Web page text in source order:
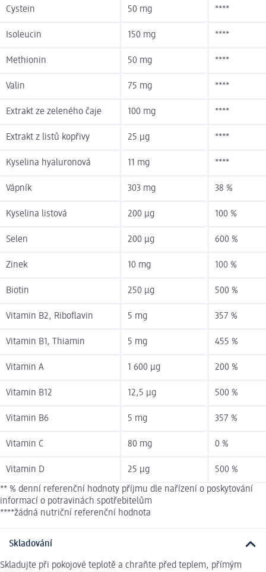
Cystein 50 mg ****
Isoleucin 150 mg ****
Methionin 50 mg ****
Valin 75 mg ****
Extrakt ze zeleného čaje 100 mg ****
Extrakt z listů kopřivy 25 µg ****
Kyselina hyaluronová 11 mg ****
Vápník 303 mg 38 %
Kyselina listová 200 µg 100 %
Selen 200 µg 600 %
Zinek 10 mg 100 %
Biotin 250 µg 500 %
Vitamin B2, Riboflavin 5 mg 357 %
Vitamin B1, Thiamin 5 mg 455 %
Vitamin A 1 600 µg 200 %
Vitamin B12 12,5 µg 500 %
Vitamin B6 5 mg 357 %
Vitamin C 80 mg 0 %
Vitamin D 25 µg 500 %
** % denní referenční hodnoty příjmu dle nařízení o poskytování
informací o potravinách spotřebitelům
****žádná nutriční referenční hodnota
Skladování
Skladujte při pokojové teplotě a chraňte před teplem, přímým